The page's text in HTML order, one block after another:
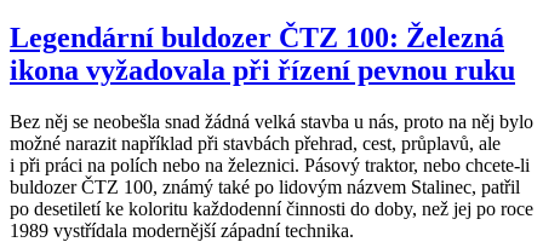
Legendární buldozer ČTZ 100: Železná
ikona vyžadovala při řízení pevnou ruku
Bez něj se neobešla snad žádná velká stavba u nás, proto na něj bylo
možné narazit například při stavbách přehrad, cest, průplavů, ale
i při práci na polích nebo na železnici. Pásový traktor, nebo chcete-li
buldozer ČTZ 100, známý také po lidovým názvem Stalinec, patřil
po desetiletí ke koloritu každodenní činnosti do doby, než jej po roce
1989 vystřídala modernější západní technika.